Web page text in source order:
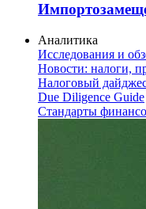
Аналитика
Исследования и
Новости: налоги,
Налоговый
Due Diligence Guide
Стандарты